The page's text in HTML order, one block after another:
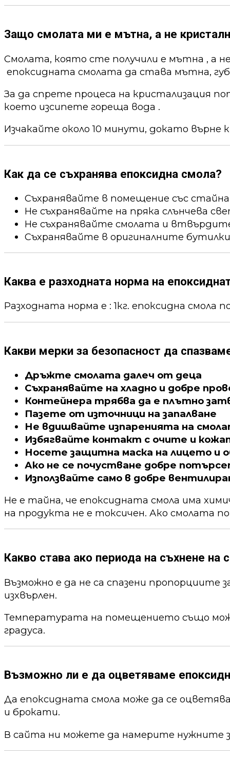
Защо смолата ми е мътна, а не
Смолата, която сте получили е мътна , а
епоксидната смолата да става мътна,
За да спрете процеса на кристализация
което изсипете гореща вода .
Изчакайте около 10 минути, докато върне
Как да се съхранява епоксидна смола?
Съхранявайте в помещение със
Не съхранявайте на пряка слънчева
Не съхранявайте смолата и
Съхранявайте в оригиналните
Каква е разходната норма на
Разходната норма е : 1кг. епоксидна смола
Какви мерки за безопасност да
Дръжте смолата далеч от деца
Съхранявайте на хладно и добре
Контейнера трябва да е плътно
Пазете от източници на запалване
Не вдишвайте изпаренията на
Избягвайте контакт с очите и
Носете защитна маска на лицето и
Ако не се почустване добре
Използвайте само в добре
Не е тайна, че епоксидната смола има
на продукта не е токсичен. Ако смолата
Какво става ако периода на съхнене
Възможно е да не са спазени пропорциите
изхвърлен.
Температурата на помещението също
градуса.
Възможно ли е да оцветяваме
Да епоксидната смола може да се
и брокати.
В сайта ни можете да намерите нужните